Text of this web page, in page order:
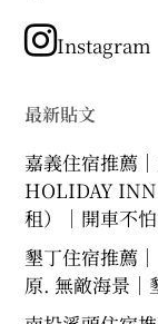
類 Instagram
最新貼文
嘉義住宿推薦
HOLIDAY INN
租）｜開車不
墾丁住宿推薦
原. 無敵海景｜